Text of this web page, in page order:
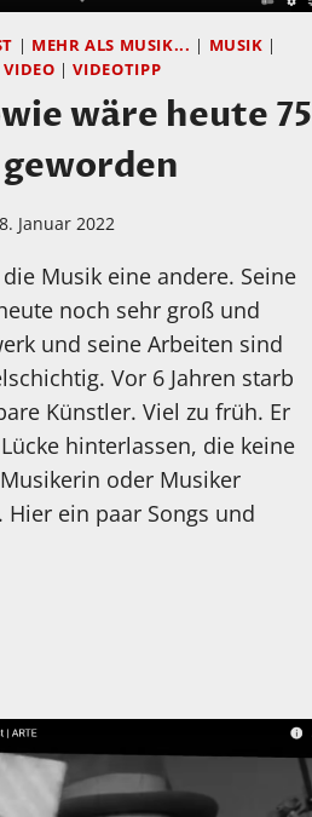
| MEHR ALS MUSIK... | MUSIK |
VIDEO |VIDEOTIPP
wäre heute 75
8. Januar 2022
Musik eine andere. Seine
noch sehr groß und
und seine Arbeiten sind
Vor 6 Jahren starb
Künstler. Viel zu früh. Er
hinterlassen, die keine
oder Musiker
ein paar Songs und